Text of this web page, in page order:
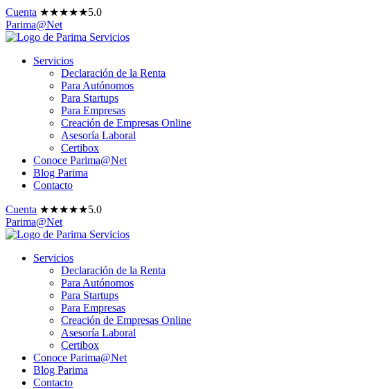
Cuenta ★★★★★5.0
Parima@Net
Servicios
Declaración de la Renta
Para Autónomos
Para Startups
Para Empresas
Creación de Empresas Online
Asesoría Laboral
Certibox
Conoce Parima@Net
Blog Parima
Contacto
Cuenta ★★★★★5.0
Parima@Net
Servicios
Declaración de la Renta
Para Autónomos
Para Startups
Para Empresas
Creación de Empresas Online
Asesoría Laboral
Certibox
Conoce Parima@Net
Blog Parima
Contacto